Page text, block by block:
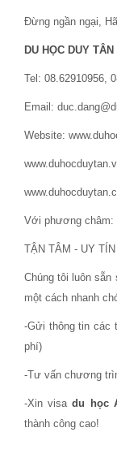
Đừng ngần ngại,
DU HỌC DUY
Tel: 08.62910956,
Email:
Website:
Với phương châm:
TẬN TÂM - UY
Chúng tôi luôn sẵn
một cách nhanh
-Gửi thông tin các
phí)
-Tư vấn chương
-Xin visadu học
thành công cao!